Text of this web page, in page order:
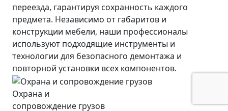
переезда, гарантируя сохранность каждого
предмета. Независимо от габаритов и
конструкции мебели, наши профессионалы
используют подходящие инструменты и
технологии для безопасного демонтажа и
повторной установки всех компонентов.
Охрана и
сопровождение грузов